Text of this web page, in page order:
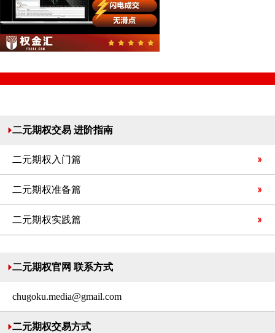
二元期权交易 进阶指南
二元期权入门篇
二元期权准备篇
二元期权实践篇
二元期权官网 联系方式
chugoku.media@gmail.com
二元期权交易方式